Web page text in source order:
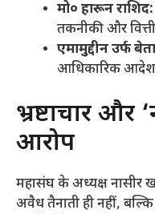
मो० हारून राशिद:
तकनीकी और
एमामुद्दीन उर्फ
आधिकारिक आदेश
​भ्रष्टाचार और
आरोप
​महासंघ के अध्यक्ष नासीर
अवैध तैनाती ही नहीं, बल्कि